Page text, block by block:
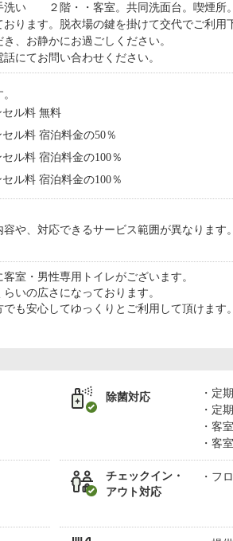
洗い ２階・・客室。共同洗面台。喫煙所
ります。脱衣場の鍵を掛けて交代でご利用
、お静かにお過ごしください。
にてお問い合わせください。
セル料 無料
セル料 宿泊料金の50％
ル料 宿泊料金の100％
ル料 宿泊料金の100％
や、対応できるサービス範囲が異なりま
室・男性専用トイレがございます。
いの広さになっております。
も安心してゆっくりとご利用して頂けます。
除菌対応
定
定
客
客
チェックイン・
アウト対応
フ